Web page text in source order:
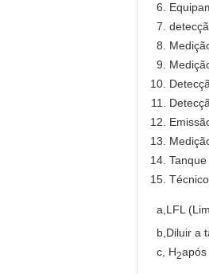
a,LFL
b,Diluir a
c, H2após